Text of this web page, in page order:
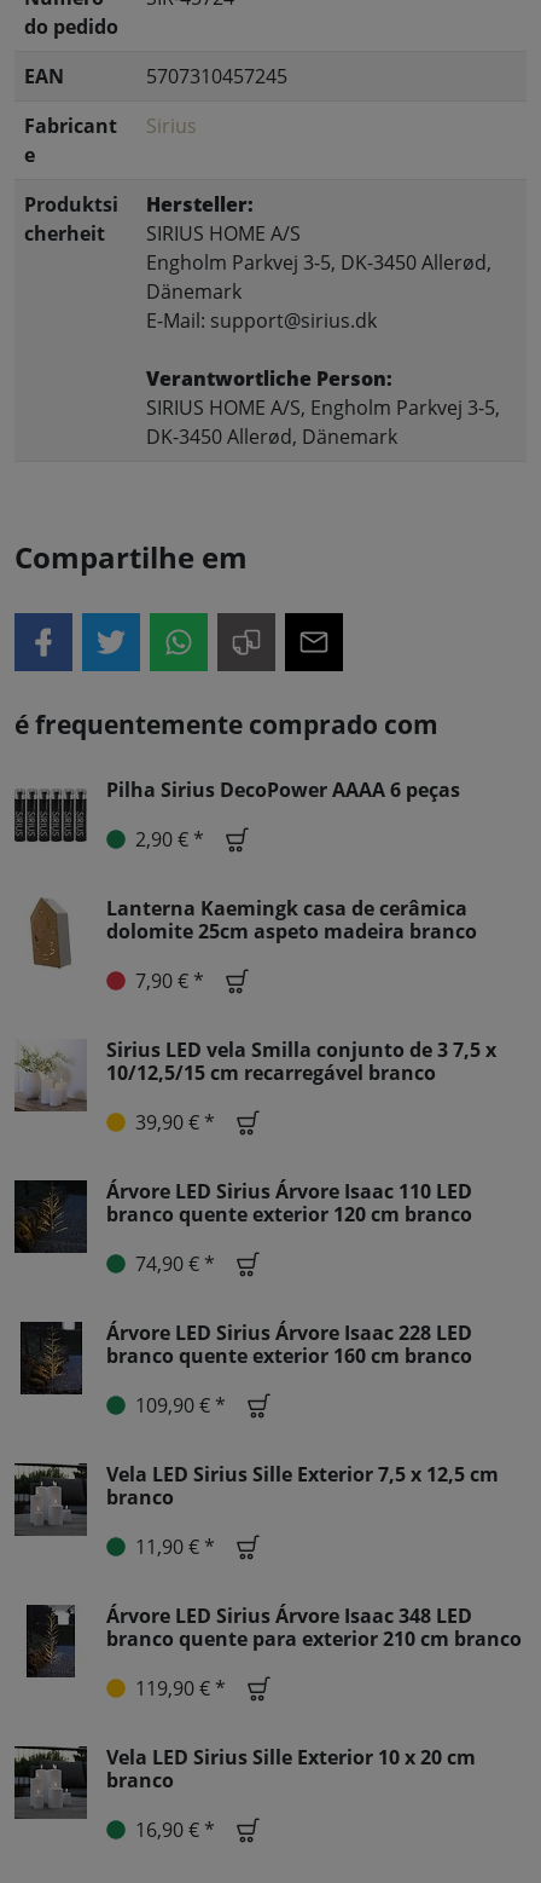
do pedido
EAN
5707310457245
Fabricant
e
Sirius
Produktsi
cherheit
Hersteller:
SIRIUS HOME A/S
Engholm Parkvej 3-5, DK-3450 Allerød,
Dänemark
E-Mail: support@sirius.dk
Verantwortliche Person:
SIRIUS HOME A/S, Engholm Parkvej 3-5,
DK-3450 Allerød, Dänemark
Compartilhe em
é frequentemente comprado com
Pilha Sirius DecoPower AAAA 6 peças
2,90 € *
Lanterna Kaemingk casa de cerâmica
dolomite 25cm aspeto madeira branco
7,90 € *
Sirius LED vela Smilla conjunto de 3 7,5 x
10/12,5/15 cm recarregável branco
39,90 € *
Árvore LED Sirius Árvore Isaac 110 LED
branco quente exterior 120 cm branco
74,90 € *
Árvore LED Sirius Árvore Isaac 228 LED
branco quente exterior 160 cm branco
109,90 € *
Vela LED Sirius Sille Exterior 7,5 x 12,5 cm
branco
11,90 € *
Árvore LED Sirius Árvore Isaac 348 LED
branco quente para exterior 210 cm branco
119,90 € *
Vela LED Sirius Sille Exterior 10 x 20 cm
branco
16,90 € *